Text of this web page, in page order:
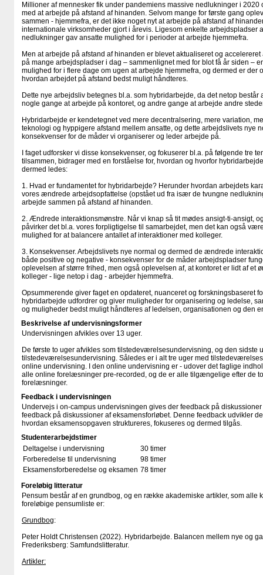
Millioner af mennesker fik under pandemiens massive nedlukninger i 2020
med at arbejde på afstand af hinanden. Selvom mange for første gang
sammen - hjemmefra, er det ikke noget nyt at arbejde på afstand af
internationale virksomheder gjort i årevis. Ligesom enkelte arbejdspladser
nedlukninger gav ansatte mulighed for i perioder at arbejde hjemmefra.
Men at arbejde på afstand af hinanden er blevet aktualiseret og
på mange arbejdspladser i dag – sammenlignet med for blot få år siden –
mulighed for i flere dage om ugen at arbejde hjemmefra, og dermed er der
hvordan arbejdet på afstand bedst muligt håndteres.
Dette nye arbejdsliv betegnes bl.a. som hybridarbejde, da det netop består
nogle gange at arbejde på kontoret, og andre gange at arbejde andre
Hybridarbejde er kendetegnet ved mere decentralsering, mere variation,
teknologi og hyppigere afstand mellem ansatte, og dette arbejdslivets nye
konsekvenser for de måder vi organiserer og leder arbejde på.
I faget udforsker vi disse konsekvenser, og fokuserer bl.a. på følgende tre
tilsammen, bidrager med en forståelse for, hvordan og hvorfor
dermed ledes:
1. Hvad er fundamentet for hybridarbejde? Herunder hvordan arbejdets
vores ændrede arbejdsopfattelse (opstået ud fra især de tvungne
arbejde sammen på afstand af hinanden.
2. Ændrede interaktionsmønstre. Når vi knap så tit mødes ansigt-ti-ansigt,
påvirker det bl.a. vores forpligtigelse til samarbejdet, men det kan også
mulighed for at balancere antallet af interaktioner med kolleger.
3. Konsekvenser. Arbejdslivets nye normal og dermed de ændrede
både positive og negative - konsekvenser for de måder arbejdspladser
oplevelsen af større frihed, men også oplevelsen af, at kontoret er lidt af et
kolleger - lige netop i dag - arbejder hjemmefra.
Opsummerende giver faget en opdateret, nuanceret og forskningsbaseret
hybridarbejde udfordrer og giver muligheder for organisering og ledelse,
og muligheder bedst muligt håndteres af ledelsen, organisationen og den
Beskrivelse af undervisningsformer
Undervisningen afvikles over 13 uger.
De første to uger afvikles som tilstedeværelsesundervisning, og den sidste
tilstedeværelsesundervisning. Således er i alt tre uger med
online undervisning. I den online undervisning er - udover det faglige
alle online forelæsninger pre-recorded, og de er alle tilgængelige efter de
forelæsninger.
Feedback i undervisningen
Undervejs i on-campus undervisningen gives der feedback på
feedback på diskussioner af eksamensforløbet. Denne feedback udvikler
hvordan eksamensopgaven struktureres, fokuseres og dermed tilgås.
Studenterarbejdstimer
Deltagelse i undervisning
30 timer
Forberedelse til undervisning
98 timer
Eksamensforberedelse og eksamen 78 timer
Foreløbig litteratur
Pensum består af en grundbog, og en række akademiske artikler, som alle
foreløbige pensumliste er:
Grundbog:
Peter Holdt Christensen (2022). Hybridarbejde. Balancen mellem nye og
Frederiksberg: Samfundslitteratur.
Artikler: